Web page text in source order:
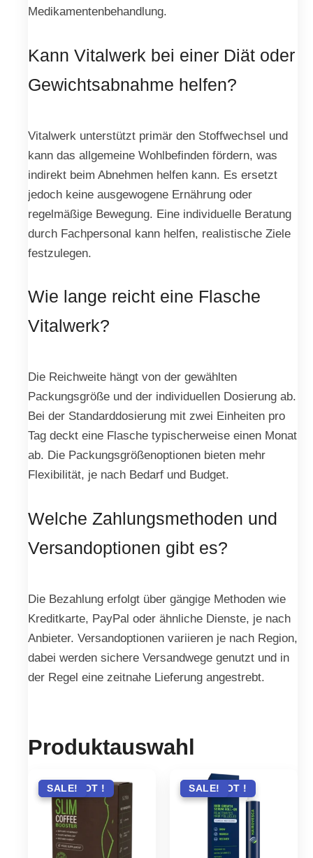
Medikamentenbehandlung.
Kann Vitalwerk bei einer Diät oder
Gewichtsabnahme helfen?
Vitalwerk unterstützt primär den Stoffwechsel und
kann das allgemeine Wohlbefinden fördern, was
indirekt beim Abnehmen helfen kann. Es ersetzt
jedoch keine ausgewogene Ernährung oder
regelmäßige Bewegung. Eine individuelle Beratung
durch Fachpersonal kann helfen, realistische Ziele
festzulegen.
Wie lange reicht eine Flasche
Vitalwerk?
Die Reichweite hängt von der gewählten
Packungsgröße und der individuellen Dosierung ab.
Bei der Standarddosierung mit zwei Einheiten pro
Tag deckt eine Flasche typischerweise einen Monat
ab. Die Packungsgrößenoptionen bieten mehr
Flexibilität, je nach Bedarf und Budget.
Welche Zahlungsmethoden und
Versandoptionen gibt es?
Die Bezahlung erfolgt über gängige Methoden wie
Kreditkarte, PayPal oder ähnliche Dienste, je nach
Anbieter. Versandoptionen variieren je nach Region,
dabei werden sichere Versandwege genutzt und in
der Regel eine zeitnahe Lieferung angestrebt.
Produktauswahl
ANGEBOT !
SALE! ANGEBOT !
SALE!